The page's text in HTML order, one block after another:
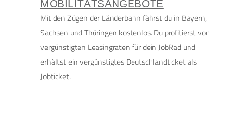
MOBILITÄTSANGEBOTE
Mit den Zügen der Länderbahn fährst du in Bayern,
Sachsen und Thüringen kostenlos. Du profitierst von
vergünstigten Leasingraten für dein JobRad und
erhältst ein vergünstigtes Deutschlandticket als
Jobticket.